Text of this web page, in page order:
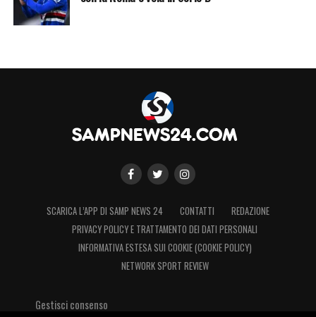
SCARICA L’APP DI SAMP NEWS 24 CONTATTI
REDAZIONE
PRIVACY POLICY E TRATTAMENTO DEI DATI PERSONALI
INFORMATIVA ESTESA SUI COOKIE (COOKIE POLICY)
NETWORK SPORT REVIEW
Gestisci consenso